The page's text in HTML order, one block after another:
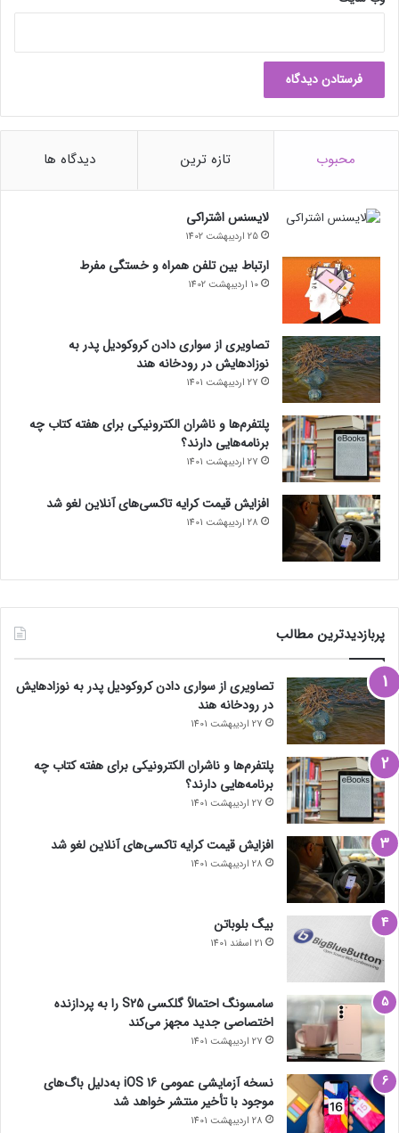
محبوب تازه ترین دیدگاه ها
لایسنس اشتراکی
25 اردیبهشت 1402
ارتباط بین تلفن همراه و خستگی مفرط
10 اردیبهشت 1402
تصاویری از سواری دادن کروکودیل پدر به
نوزادهایش در رودخانه هند
27 اردیبهشت 1401
پلتفرم‌ها و ناشران الکترونیکی برای هفته کتاب چه
برنامه‌هایی دارند؟
27 اردیبهشت 1401
افزایش قیمت کرایه تاکسی‌های آنلاین لغو شد
28 اردیبهشت 1401
پربازدیدترین مطالب
تصاویری از سواری دادن کروکودیل پدر به نوزادهایش
در رودخانه هند
27 اردیبهشت 1401
پلتفرم‌ها و ناشران الکترونیکی برای هفته کتاب چه
برنامه‌هایی دارند؟
27 اردیبهشت 1401
افزایش قیمت کرایه تاکسی‌های آنلاین لغو شد
28 اردیبهشت 1401
بیگ بلوباتن
21 اسفند 1401
سامسونگ احتمالاً گلکسی S25 را به پردازنده
اختصاصی جدید مجهز می‌کند
27 اردیبهشت 1401
نسخه آزمایشی عمومی iOS 16 به‌دلیل باگ‌های
موجود با تأخیر منتشر خواهد شد
28 اردیبهشت 1401